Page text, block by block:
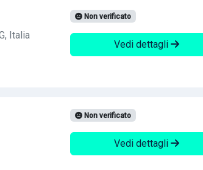
Italia
Non verificato
Vedi dettagli
Non verificato
Vedi dettagli